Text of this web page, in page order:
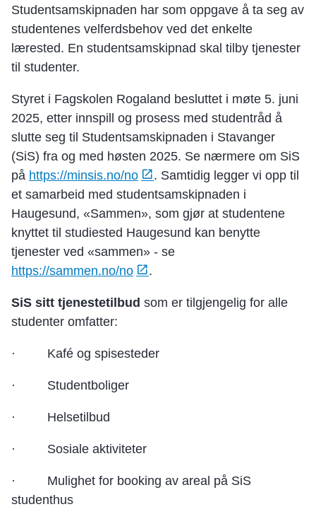
Studentsamskipnaden har som oppgave å ta seg av
studentenes velferdsbehov ved det enkelte
lærested. En studentsamskipnad skal tilby tjenester
til studenter.
Styret i Fagskolen Rogaland besluttet i møte 5. juni
2025, etter innspill og prosess med studentråd å
slutte seg til Studentsamskipnaden i Stavanger
(SiS) fra og med høsten 2025. Se nærmere om SiS
på https://minsis.no/no
. Samtidig legger vi opp til
et samarbeid med studentsamskipnaden i
Haugesund, «Sammen», som gjør at studentene
knyttet til studiested Haugesund kan benytte
tjenester ved «sammen» - se
https://sammen.no/no
.
SiS sitt tjenestetilbud som er tilgjengelig for alle
studenter omfatter:
· Kafé og spisesteder
· Studentboliger
· Helsetilbud
· Sosiale aktiviteter
· Mulighet for booking av areal på SiS
studenthus